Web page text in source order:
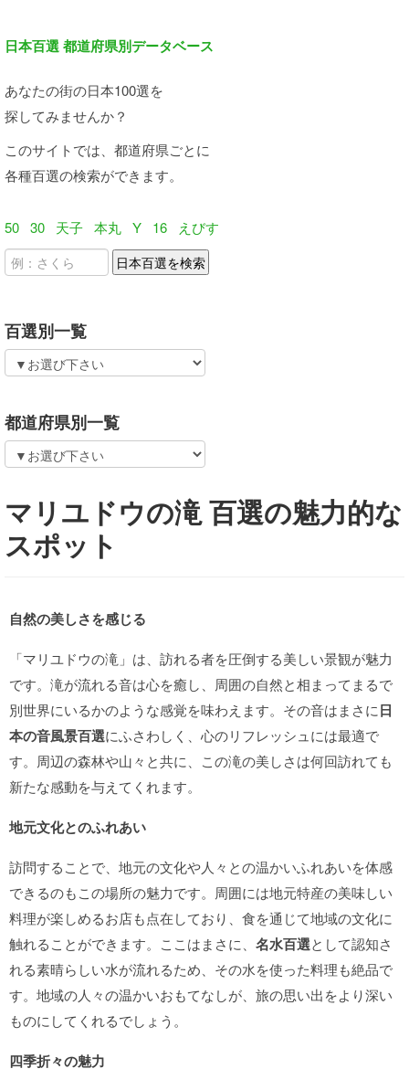
日本百選 都道府県別データベース
あなたの街の日本100選を
探してみませんか？
このサイトでは、都道府県ごとに
各種百選の検索ができます。
50 30 天子 本丸 Y 16 えびす
百選別一覧
都道府県別一覧
マリユドウの滝 百選の魅力的な
スポット
自然の美しさを感じる
「マリユドウの滝」は、訪れる者を圧倒する美しい景観が魅力
です。滝が流れる音は心を癒し、周囲の自然と相まってまるで
別世界にいるかのような感覚を味わえます。その音はまさに日
本の音風景百選にふさわしく、心のリフレッシュには最適で
す。周辺の森林や山々と共に、この滝の美しさは何回訪れても
新たな感動を与えてくれます。
地元文化とのふれあい
訪問することで、地元の文化や人々との温かいふれあいを体感
できるのもこの場所の魅力です。周囲には地元特産の美味しい
料理が楽しめるお店も点在しており、食を通じて地域の文化に
触れることができます。ここはまさに、 名水百選として認知さ
れる素晴らしい水が流れるため、その水を使った料理も絶品で
す。地域の人々の温かいおもてなしが、旅の思い出をより深い
ものにしてくれるでしょう。
四季折々の魅力